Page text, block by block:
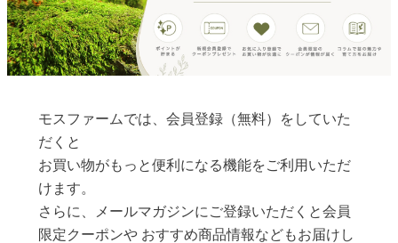
モスファームでは、会員登録（無料）をしていた
だくと
お買い物がもっと便利になる機能をご利用いただ
けます。
さらに、メールマガジンにご登録いただくと会員
限定クーポンや おすすめ商品情報などもお届けし